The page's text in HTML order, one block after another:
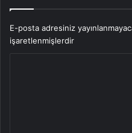
E-posta adresiniz
işaretlenmişlerdir